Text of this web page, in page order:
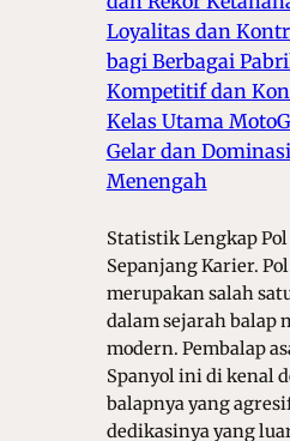
Loyalitas dan
bagi Berbagai
Kompetitif dan
Kelas Utama
Gelar dan
Menengah
Statistik Lengkap Pol
Sepanjang Karier.
merupakan salah
dalam sejarah balap
modern. Pembalap
Spanyol ini di kenal
balapnya yang
dedikasinya yang